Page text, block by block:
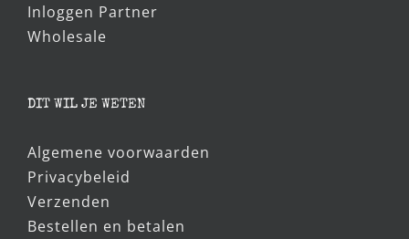
Inloggen Partner
Wholesale
DIT WIL JE WETEN
Algemene voorwaarden
Privacybeleid
Verzenden
Bestellen en betalen